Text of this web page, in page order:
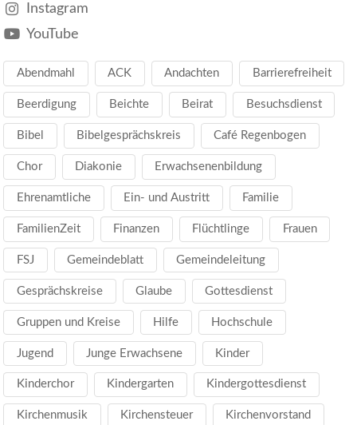
Instagram
YouTube
Abendmahl ACK Andachten Barrierefreiheit
Beerdigung Beichte Beirat Besuchsdienst
Bibel Bibelgesprächskreis Café Regenbogen
Chor Diakonie Erwachsenenbildung
Ehrenamtliche Ein- und Austritt Familie
FamilienZeit Finanzen Flüchtlinge Frauen
FSJ Gemeindeblatt Gemeindeleitung
Gesprächskreise Glaube Gottesdienst
Gruppen und Kreise Hilfe Hochschule
Jugend Junge Erwachsene Kinder
Kinderchor Kindergarten Kindergottesdienst
Kirchenmusik Kirchensteuer Kirchenvorstand